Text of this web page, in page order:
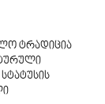
ტრადიცია